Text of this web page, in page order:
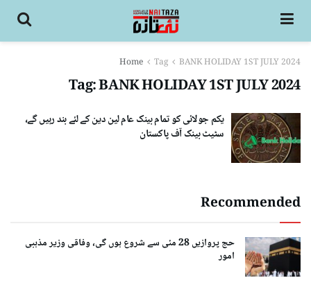
Home Tag BANK HOLIDAY 1ST JULY 2024
Tag:BANK HOLIDAY 1ST JULY 2024
یکم جولائی کو تمام بینک عام لین دین کے لئے بند رہیں گے،
سٹیٹ بینک آف پاکستان
Recommended
حج پروازیں 28 مئی سے شروع ہوں گی، وفاقی وزیر مذہبی
امور